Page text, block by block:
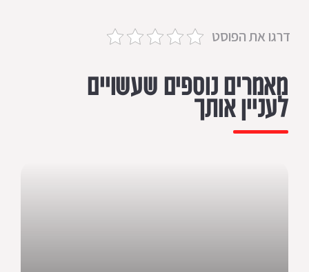
דרגו את הפוסט
מאמרים נוספים שעשויים
לעניין אותך